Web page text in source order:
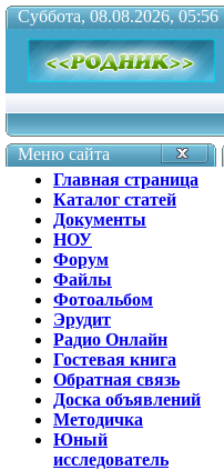
Суббота, 08.08.2026, 05:56
Меню сайта
Главная страница
Каталог статей
Документы
НОУ
Форум
Файлы
Фотоальбом
Эрудит
Радио Онлайн
Гостевая книга
Обратная связь
Доска объявлений
Методичка
Юный
исследователь